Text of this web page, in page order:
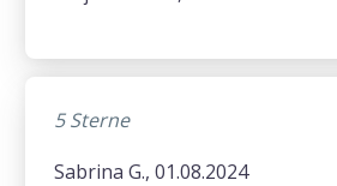
5 Sterne
Sabrina G., 01.08.2024